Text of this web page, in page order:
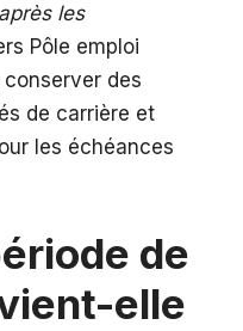
les
Pôle emploi
conserver des
de carrière et
les échéances
de
elle